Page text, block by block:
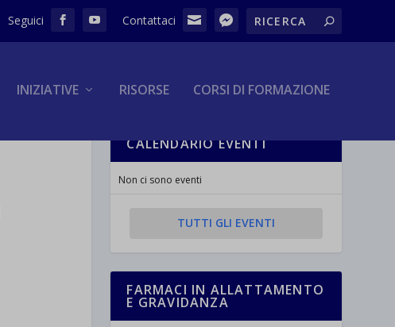
INIZIATIVE RISORSE CORSI DI FORMAZIONE
CALENDARIO EVENTI
Non ci sono eventi
TUTTI GLI EVENTI
FARMACI IN ALLATTAMENTO
E GRAVIDANZA